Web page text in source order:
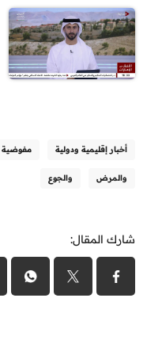
أخبار إقليمية ودولية مفوضية
والمرض والجوع
شارك المقال: